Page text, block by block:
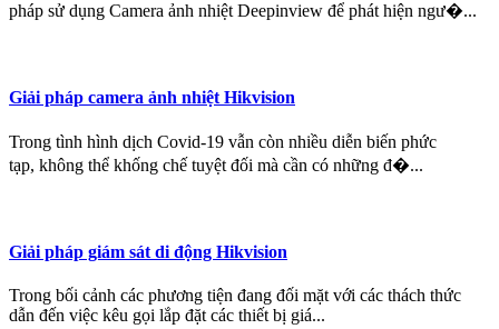
pháp sử dụng Camera ảnh nhiệt Deepinview để phát hiện ngư�...
Giải pháp camera ảnh nhiệt Hikvision
Trong tình hình dịch Covid-19 vẫn còn nhiều diễn biến phức
tạp, không thể khống chế tuyệt đối mà cần có những đ�...
Giải pháp giám sát di động Hikvision
Trong bối cảnh các phương tiện đang đối mặt với các thách thức
dẫn đến việc kêu gọi lắp đặt các thiết bị giá...